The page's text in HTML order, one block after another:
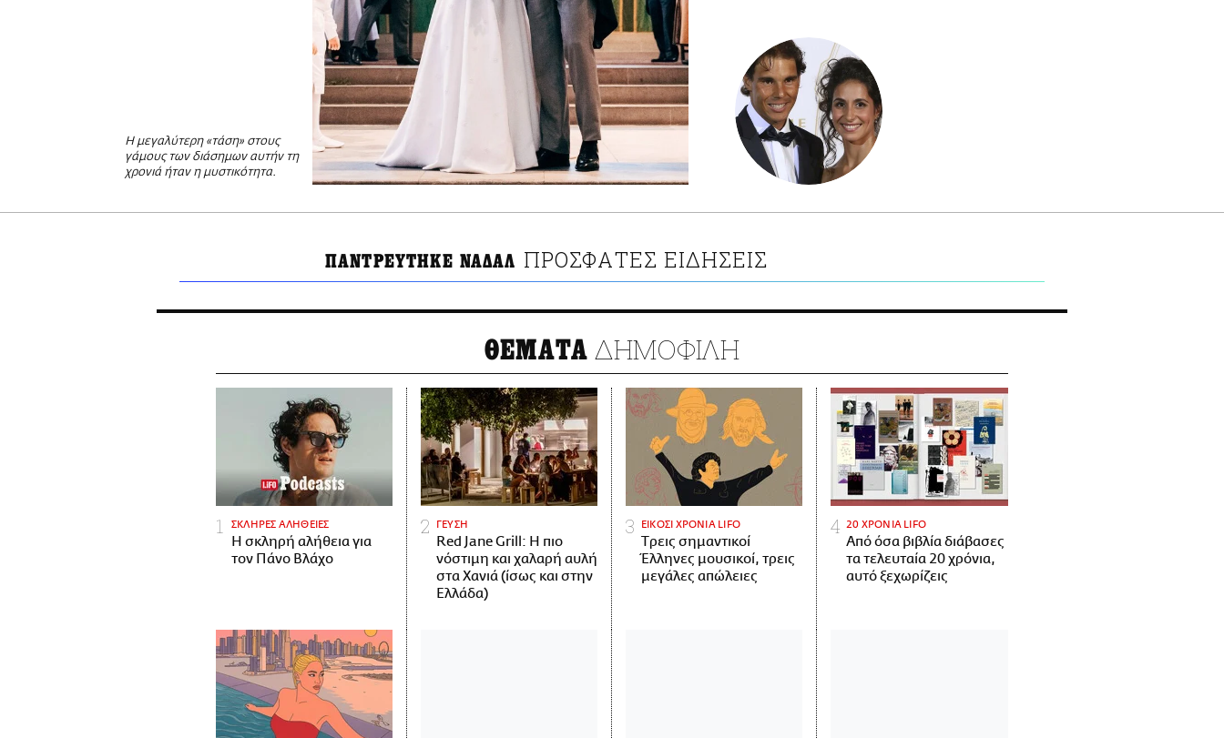
Η μεγαλύτερη «τάση» στους
γάμους των διάσημων αυτήν τη
χρονιά ήταν η μυστικότητα.
ΠΑΝΤΡΕΥΤΗΚΕ ΝΑΔΑΛ ΠΡΟΣΦΑΤΕΣ ΕΙΔΗΣΕΙΣ
ΘΕΜΑΤΑ ΔΗΜΟΦΙΛΗ
ΣΚΛΗΡΕΣ ΑΛΗΘΕΙΕΣ
H σκληρή αλήθεια για
τον Πάνο Βλάχο
ΓΕΥΣΗ
Red Jane Grill: Η πιο
νόστιμη και χαλαρή αυλή
στα Χανιά (ίσως και στην
Ελλάδα)
ΕΙΚΟΣΙ ΧΡΟΝΙΑ LIFO
Tρεις σημαντικοί
Έλληνες μουσικοί, τρεις
μεγάλες απώλειες
20 ΧΡΟΝΙΑ LIFO
Από όσα βιβλία διάβασες
τα τελευταία 20 χρόνια,
αυτό ξεχωρίζεις